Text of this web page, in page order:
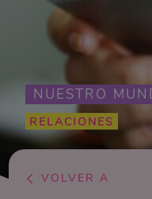
NUESTRO
RELACIONES
VOLVER A